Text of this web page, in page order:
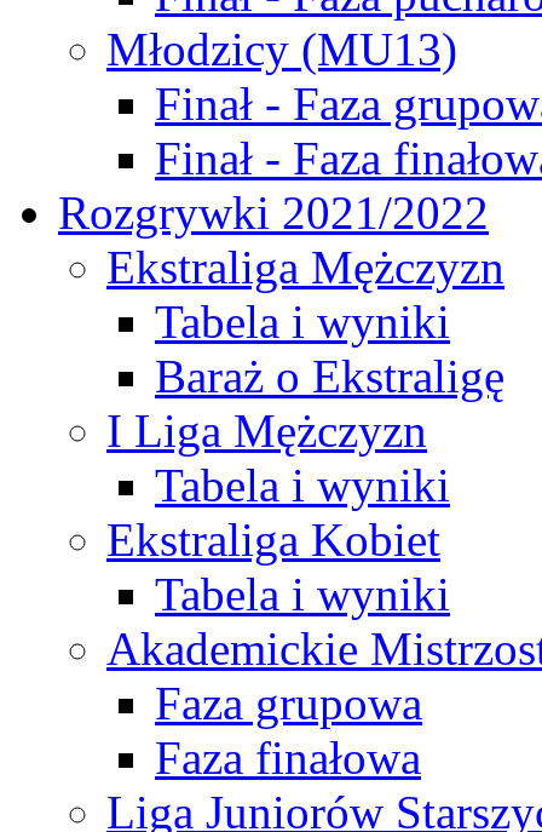
Młodzicy (MU13)
Finał - Faza
Finał - Faza
Rozgrywki 2021/2022
Ekstraliga Mężczyzn
Tabela i wyniki
Baraż o Ekstraligę
I Liga Mężczyzn
Tabela i wyniki
Ekstraliga Kobiet
Tabela i wyniki
Akademickie
Faza grupowa
Faza finałowa
Liga Juniorów